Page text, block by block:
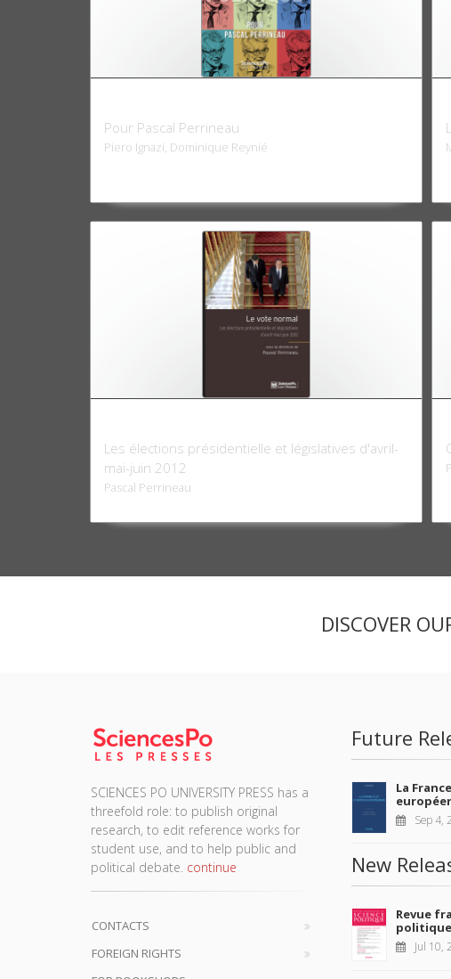
Pour Pascal Perrineau
Piero Ignazi, Dominique Reynié
Les élections présidentielle et législatives d'avril-
mai-juin 2012
Pascal Perrineau
DISCOVER
SCIENCES PO UNIVERSITY PRESS has a
threefold role: to publish original
research, to edit reference works for
student use, and to help public and
political debate. continue
CONTACTS
FOREIGN RIGHTS
Future
La
Sep 4,
New
Revue
politique
Jul 10,